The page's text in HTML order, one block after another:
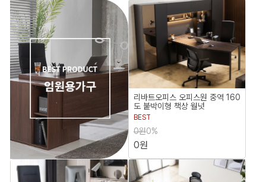
리바트오피스 오피스원 중역 160
도 붙박이형 책상 월넛
BEST
0원0%
0원